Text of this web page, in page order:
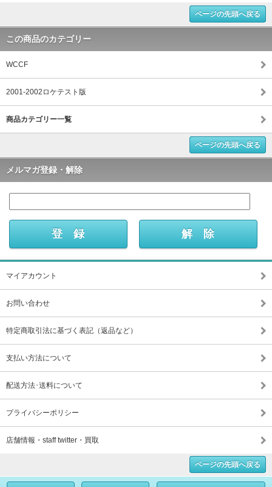
ページの先頭へ戻る
この商品のカテゴリー
WCCF
2001-2002ロケテスト版
商品カテゴリー一覧
ページの先頭へ戻る
メルマガ登録・解除
マイアカウント
お問い合わせ
特定商取引法に基づく表記（返品など）
支払い方法について
配送方法･送料について
プライバシーポリシー
店舗情報・staff twitter・買取
ページの先頭へ戻る